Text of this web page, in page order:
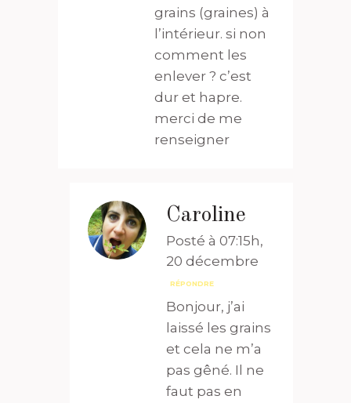
grains (graines) à
l’intérieur. si non
comment les
enlever ? c’est
dur et hapre.
merci de me
renseigner
Caroline
Posté à 07:15h,
20 décembre
RÉPONDRE
Bonjour, j’ai
laissé les grains
et cela ne m’a
pas gêné. Il ne
faut pas en